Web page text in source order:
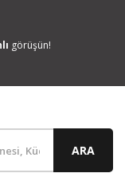
görüşün!
ARA